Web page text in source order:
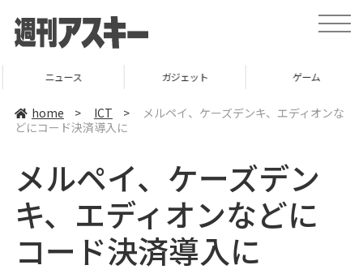
t
o
a
v
ニュース ガジェット ゲーム
home > ICT >
メルペイ、ケーズデンキ、エディオンな
どにコード決済導入に
メルペイ、ケーズデン
キ、エディオンなどに
コード決済導入に